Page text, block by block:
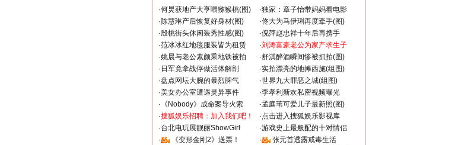
·何炅获地产大亨喂猕猴桃(图) ·独家：章子怡带妈妈看电影
·陈慧琳产后恢复好身材(图) ·佟大为马伊琍再度牵手(图)
·殷桃街头休闲装秀性感(图) ·倪萍赵忠祥十年后再携手
·范冰冰红地毯服装皆为租赁 ·刘涛富豪老公为家产求生子
·姚晨与老公素颜乘地铁被拍 ·舒淇醉酒瞬间惨被抓拍(图)
· 日军竟拿战俘做活体解剖 ·实拍漂亮的地摊西施(组图)
·盘点网坛大腕的暴烈脾气 ·世界九大罪恶之城(组图)
·美女办公室遭遇灵异事件 ·李孝利新欢私密视频曝光
· 《Nobody》成命案导火索 ·孟庭苇可爱儿子最新照(图)
·搜狐娱乐招聘：加入我们吧！ ·点击进入搜狐娱乐影视库
·台北电玩展靓丽ShowGirl ·游戏史上最般配的十对情侣
·
《变形金刚2》送票！ ·
张元首透露戒毒生活